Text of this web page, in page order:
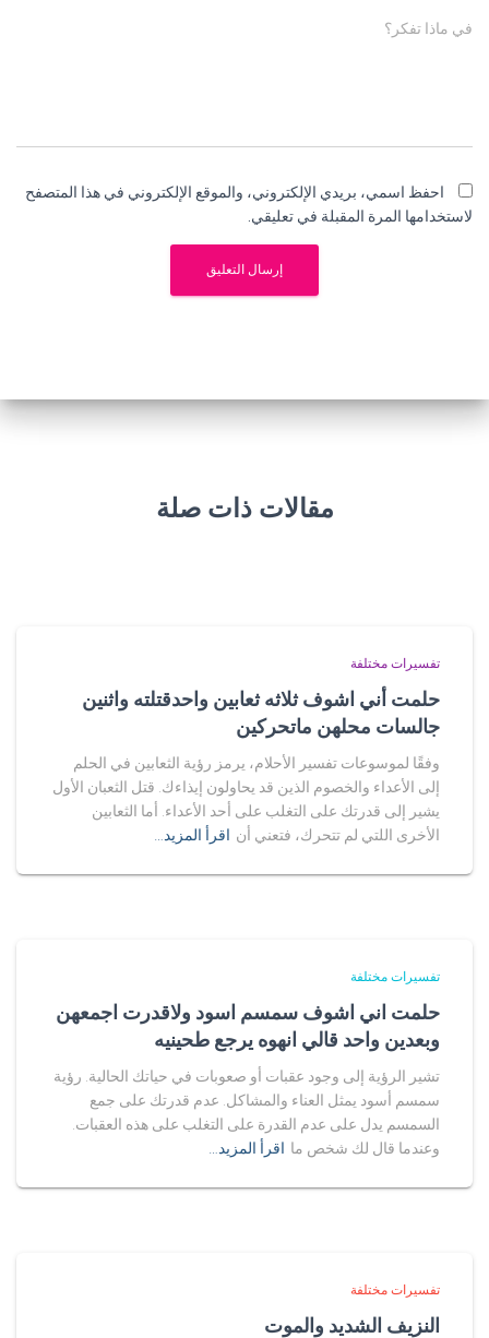
في ماذا تفكر؟
احفظ اسمي، بريدي الإلكتروني، والموقع الإلكتروني في هذا المتصفح
لاستخدامها المرة المقبلة في تعليقي.
مقالات ذات صلة
تفسيرات مختلفة
حلمت أني اشوف ثلاثه ثعابين واحدقتلته واثنين
جالسات محلهن ماتحركين
وفقًا لموسوعات تفسير الأحلام، يرمز رؤية الثعابين في الحلم
إلى الأعداء والخصوم الذين قد يحاولون إيذاءك. قتل الثعبان الأول
يشير إلى قدرتك على التغلب على أحد الأعداء. أما الثعابين
الأخرى اللتي لم تتحرك، فتعني أن اقرأ المزيد…
تفسيرات مختلفة
حلمت اني اشوف سمسم اسود ولاقدرت اجمعهن
وبعدين واحد قالي انهوه يرجع طحينيه
تشير الرؤية إلى وجود عقبات أو صعوبات في حياتك الحالية. رؤية
سمسم أسود يمثل العناء والمشاكل. عدم قدرتك على جمع
السمسم يدل على عدم القدرة على التغلب على هذه العقبات.
وعندما قال لك شخص ما اقرأ المزيد…
تفسيرات مختلفة
النزيف الشديد والموت